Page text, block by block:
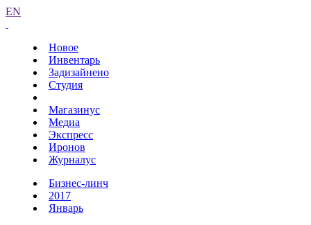
EN
Новое
Инвентарь
Задизайнено
Студия
Магазинус
Медиа
Экспресс
Иронов
Журналус
Бизнес-линч
2017
Январь